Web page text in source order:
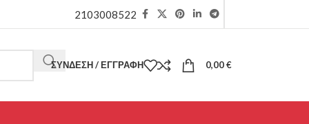
2103008522
ΣΎΝΔΕΣΗ / ΕΓΓΡΑΦΉ 0,00€